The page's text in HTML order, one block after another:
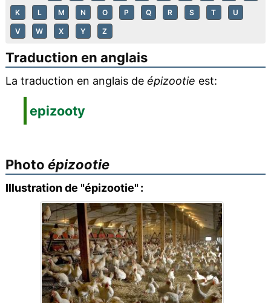
K L M N O P Q R S T U
V W X Y Z
Traduction en anglais
La traduction en anglais de épizootie est:
epizooty
Photo épizootie
Illustration de "épizootie" :